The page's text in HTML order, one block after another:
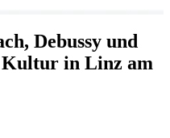
Debussy und
in Linz am